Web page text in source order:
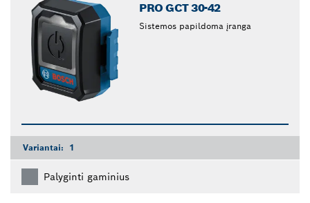
PRO GCT 30-42
Sistemos papildoma įranga
Variantai: 1
Palyginti gaminius